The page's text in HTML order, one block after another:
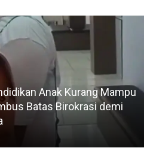
Karsim Tindaklanjuti Keluhan
Irigasi Langsung Dimulai